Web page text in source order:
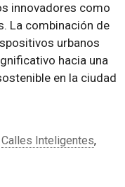
innovadores como
La combinación de
urbanos
hacia una
en la ciudad
Calles Inteligentes,